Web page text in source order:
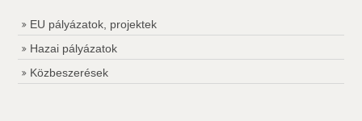
EU pályázatok, projektek
Hazai pályázatok
Közbeszerések